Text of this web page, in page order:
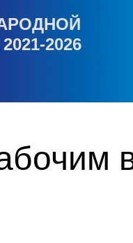
2026